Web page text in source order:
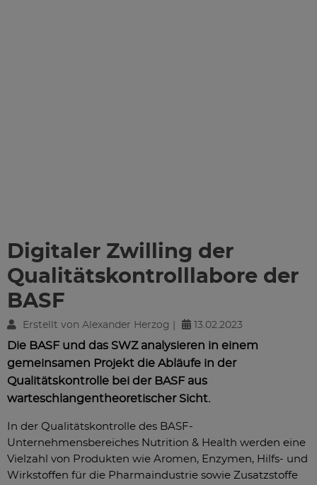
Digitaler Zwilling der
Qualitätskontrolllabore der
BASF
Erstellt von Alexander Herzog | 13.02.2023
Die BASF und das SWZ analysieren in einem
gemeinsamen Projekt die Abläufe in der
Qualitätskontrolle bei der BASF aus
warteschlangentheoretischer Sicht.
In der Qualitätskontrolle des BASF-
Unternehmensbereiches Nutrition & Health werden eine
Vielzahl von Produkten wie Aromen, Enzymen, Hilfs- und
Wirkstoffen für die Pharmaindustrie sowie Zusatzstoffe